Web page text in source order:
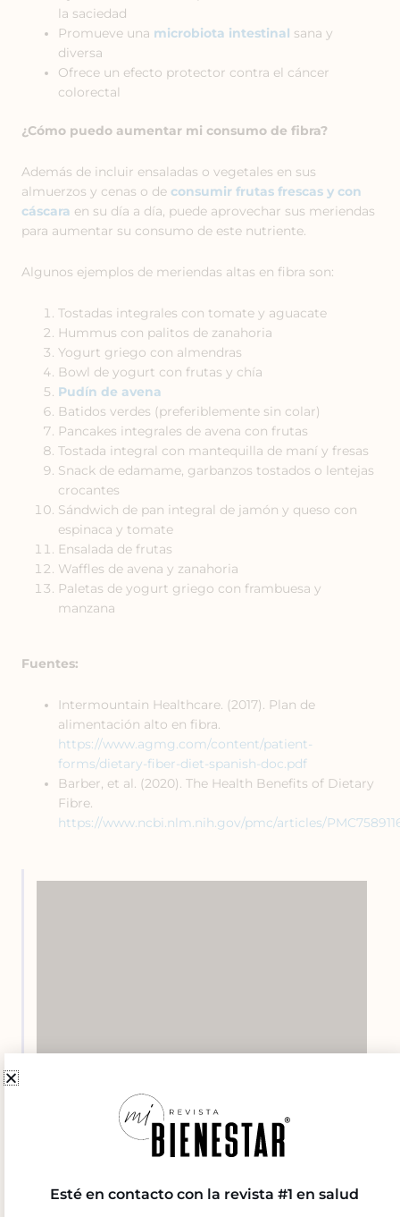
la saciedad
Promueve una microbiota intestinal sana y
diversa
Ofrece un efecto protector contra el cáncer
colorectal
¿Cómo puedo aumentar mi consumo de fibra?
Además de incluir ensaladas o vegetales en sus
almuerzos y cenas o de consumir frutas frescas y con
cáscara en su día a día, puede aprovechar sus meriendas
para aumentar su consumo de este nutriente.
Algunos ejemplos de meriendas altas en fibra son:
Tostadas integrales con tomate y aguacate
Hummus con palitos de zanahoria
Yogurt griego con almendras
Bowl de yogurt con frutas y chía
Pudín de avena
Batidos verdes (preferiblemente sin colar)
Pancakes integrales de avena con frutas
Tostada integral con mantequilla de maní y fresas
Snack de edamame, garbanzos tostados o lentejas
crocantes
Sándwich de pan integral de jamón y queso con
espinaca y tomate
Ensalada de frutas
Waffles de avena y zanahoria
Paletas de yogurt griego con frambuesa y
manzana
Fuentes:
Intermountain Healthcare. (2017). Plan de
alimentación alto en fibra.
https://www.agmg.com/content/patient-
forms/dietary-fiber-diet-spanish-doc.pdf
Barber, et al. (2020). The Health Benefits of Dietary
Fibre.
https://www.ncbi.nlm.nih.gov/pmc/articles/
Esté en contacto con la revista #1 en salud